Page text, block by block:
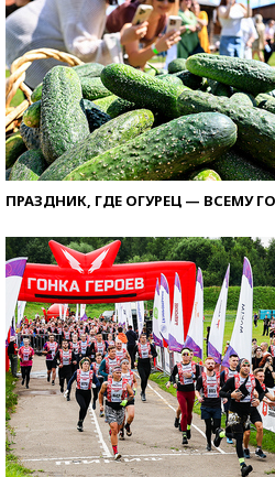
ПРАЗДНИК, ГДЕ ОГУРЕЦ — ВСЕМУ